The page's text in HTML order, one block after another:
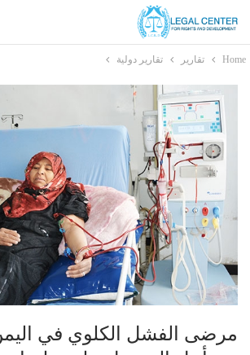
Home تقارير تقارير دولية
مرضى الفشل الكلوي في